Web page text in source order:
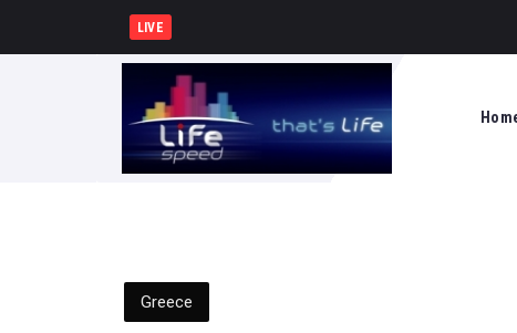
LIVE
Greece